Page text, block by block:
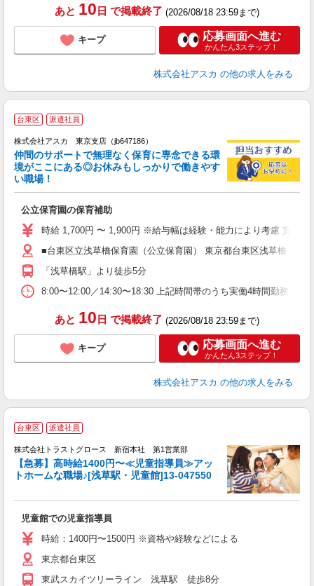
あと 10 日 で掲載終了 (2026/08/18 23:59まで)
キープ 応募画面へ進む
かんたん3ステップ！
株式会社アスカ の他の求人をみる
台東区 派遣社員
株式会社アスカ 東京支店（jb647186）
仲間のサポートで無理なく保育に専念できる環
境がここにある◎お休みもしっかりで働きやす
い職場！
公立保育園の保育補助
時給 1,700円 〜 1,900円 ※給与幅は経験・能力により考慮 賞与あ
■台東区立浅草橋保育園（公立保育園） 東京都台東区浅草橋２丁
「浅草橋駅」より徒歩5分
8:00〜12:00／14:30〜18:30 上記時間帯のうち実働4時間勤務です
あと 10 日 で掲載終了 (2026/08/18 23:59まで)
キープ 応募画面へ進む
かんたん3ステップ！
株式会社アスカ の他の求人をみる
台東区 派遣社員
株式会社トラストグロース 新宿本社 第1営業部
【急募】高時給1400円〜≪児童指導員≫アッ
トホームな職場♪[浅草駅・児童館]13-047550
児童館での児童指導員
時給：1400円〜1500円 ※資格や経験などによる
東京都台東区
東武スカイツリーライン 浅草駅 徒歩8分